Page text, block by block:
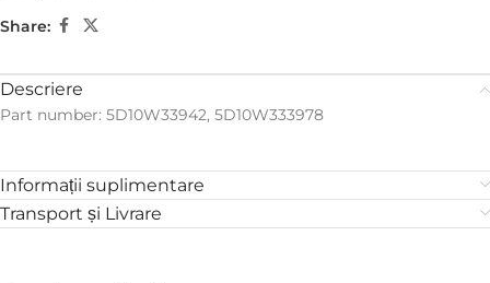
Share:
Descriere
Part number: 5D10W33942, 5D10W333978
Informații suplimentare
Transport și Livrare